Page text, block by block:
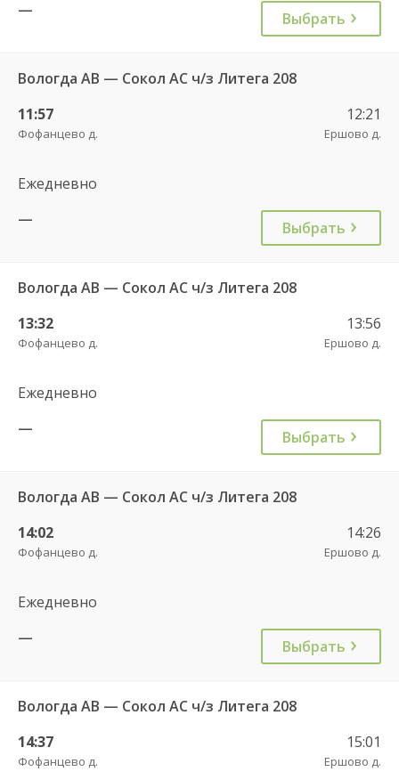
— Выбрать
Вологда АВ — Сокол АС ч/з Литега 208
11:57
Фофанцево д.
12:21
Ершово д.
Ежедневно
—
Выбрать
Вологда АВ — Сокол АС ч/з Литега 208
13:32
Фофанцево д.
13:56
Ершово д.
Ежедневно
—
Выбрать
Вологда АВ — Сокол АС ч/з Литега 208
14:02
Фофанцево д.
14:26
Ершово д.
Ежедневно
—
Выбрать
Вологда АВ — Сокол АС ч/з Литега 208
14:37
Фофанцево д.
15:01
Ершово д.